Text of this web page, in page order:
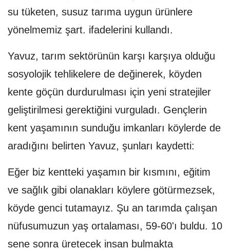
su tüketen, susuz tarıma uygun ürünlere
yönelmemiz şart. ifadelerini kullandı.
Yavuz, tarım sektörünün karşı karşıya olduğu
sosyolojik tehlikelere de değinerek, köyden
kente göçün durdurulması için yeni stratejiler
geliştirilmesi gerektiğini vurguladı. Gençlerin
kent yaşamının sunduğu imkanları köylerde de
aradığını belirten Yavuz, şunları kaydetti:
Eğer biz kentteki yaşamın bir kısmını, eğitim
ve sağlık gibi olanakları köylere götürmezsek,
köyde genci tutamayız. Şu an tarımda çalışan
nüfusumuzun yaş ortalaması, 59-60'ı buldu. 10
sene sonra üretecek insan bulmakta